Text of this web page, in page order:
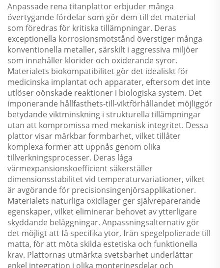
Anpassade rena titanplattor erbjuder många
övertygande fördelar som gör dem till det material
som föredras för kritiska tillämpningar. Deras
exceptionella korrosionsmotstånd överstiger många
konventionella metaller, särskilt i aggressiva miljöer
som innehåller klorider och oxiderande syror.
Materialets biokompatibilitet gör det idealiskt för
medicinska implantat och apparater, eftersom det inte
utlöser oönskade reaktioner i biologiska system. Det
imponerande hållfasthets-till-viktförhållandet möjliggör
betydande viktminskning i strukturella tillämpningar
utan att kompromissa med mekanisk integritet. Dessa
plattor visar märkbar formbarhet, vilket tillåter
komplexa former att uppnås genom olika
tillverkningsprocesser. Deras låga
värmexpansionskoefficient säkerställer
dimensionsstabilitet vid temperaturvariationer, vilket
är avgörande för precisionsingenjörsapplikationer.
Materialets naturliga oxidlager ger självreparerande
egenskaper, vilket eliminerar behovet av ytterligare
skyddande beläggningar. Anpassningsalternativ gör
det möjligt att få specifika ytor, från spegelpolierade till
matta, för att möta skilda estetiska och funktionella
krav. Plattornas utmärkta svetsbarhet underlättar
enkel integration i olika monteringsdelar och